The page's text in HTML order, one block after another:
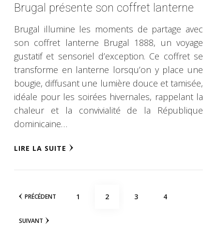
Brugal présente son coffret lanterne
Brugal illumine les moments de partage avec
son coffret lanterne Brugal 1888, un voyage
gustatif et sensoriel d’exception. Ce coffret se
transforme en lanterne lorsqu’on y place une
bougie, diffusant une lumière douce et tamisée,
idéale pour les soirées hivernales, rappelant la
chaleur et la convivialité de la République
dominicaine…
LIRE LA SUITE
Navigation
articles
PRÉCÉDENT PAGE
1 PAGE
2 PAGE
3 PAGE
4
SUIVANT